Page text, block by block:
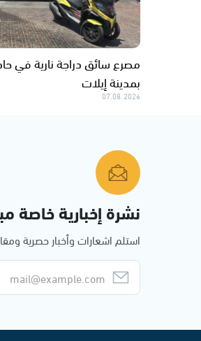
مصرع سائق دراجة نارية في
بمدينة إيلات
07.08.2026
نشرة إخبارية خاصة
استلم اشعارات وأخبار حصرية